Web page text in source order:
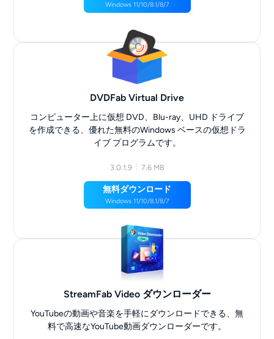
Windows 11/10/8.1/8/7
DVDFab Virtual Drive
コンピューター上に仮想 DVD、Blu-ray、UHD ドライブ
を作成できる、優れた無料のWindows ベースの仮想ドラ
イブ プログラムです。
3.0.1.9 7.6 MB
無料ダウンロード
Windows 11/10/8.1/8/7
StreamFab Video ダウンローダー
YouTubeの動画や音楽を手軽にダウンロードできる、無
料で高速なYouTube動画ダウンローダーです。